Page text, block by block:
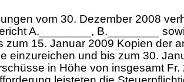
vom 30. Dezember 2008
A.________, B.________
zum 15. Januar 2009 Kopien der
einzureichen und bis zum 30.
in Höhe von insgesamt Fr.